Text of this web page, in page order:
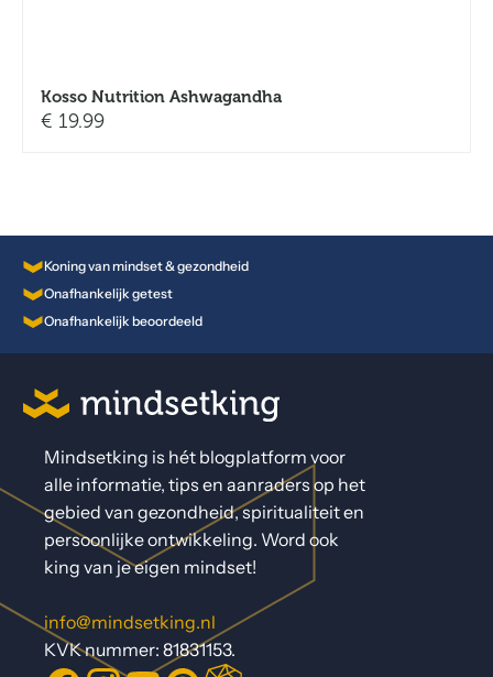
Kosso Nutrition Ashwagandha
€ 19.99
Koning van mindset & gezondheid
Onafhankelijk getest
Onafhankelijk beoordeeld
Mindsetking is hét blogplatform voor
alle informatie, tips en aanraders op het
gebied van gezondheid, spiritualiteit en
persoonlijke ontwikkeling. Word ook
king van je eigen mindset!
info@mindsetking.nl
KVK nummer: 81831153.